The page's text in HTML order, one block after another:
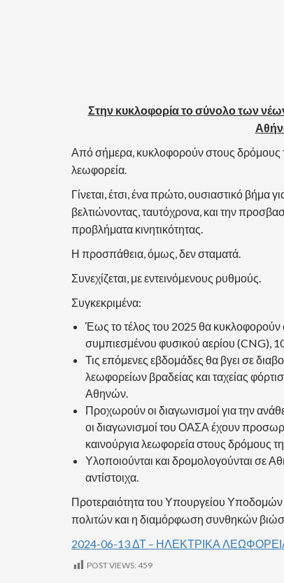
Στην κυκλοφορία το σύνολο των
Από σήμερα, κυκλοφορούν στους δρόμους
λεωφορεία.
Γίνεται, έτσι, ένα πρώτο, ουσιαστικό
βελτιώνοντας, ταυτόχρονα, και την
προβλήματα κινητικότητας.
Η προσπάθεια, όμως, δεν σταματά.
Συνεχίζεται, με εντεινόμενους ρυθμούς.
Συγκεκριμένα:
Έως το τέλος του 2025 θα
συμπιεσμένου φυσικού αερίου (CNG),
Τις επόμενες εβδομάδες θα βγει σε
λεωφορείων βραδείας και ταχείας
Αθηνών.
Προχωρούν οι διαγωνισμοί για την
οι διαγωνισμοί του ΟΑΣΑ έχουν
καινούργια λεωφορεία στους δρόμους
Υλοποιούνται και δρομολογούνται σε
αντίστοιχα.
Προτεραιότητα του Υπουργείου Υποδομών
πολιτών και η διαμόρφωση συνθηκών
2024-06-13 ΔΤ – ΗΛΕΚΤΡΙΚΑ
POST VIEWS: 459